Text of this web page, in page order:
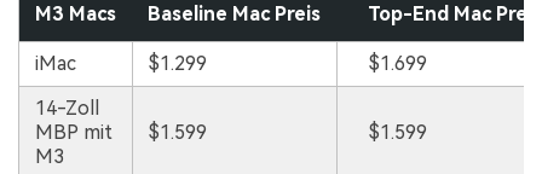
M3 Macs Baseline Mac Preis Top-End Mac Preis
iMac $1.299
$1.699
14-Zoll
MBP mit
M3
$1.599 $1.599